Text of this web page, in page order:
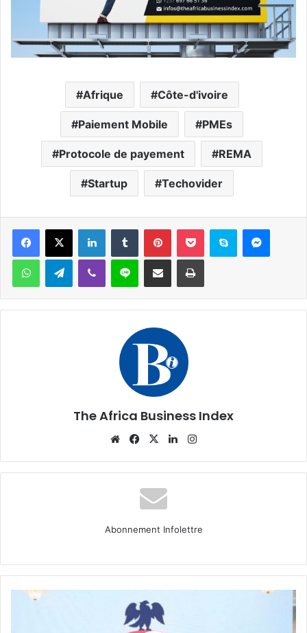
Afrique Côte-d'ivoire
Paiement Mobile PMEs
Protocole de payement REMA
Startup Techovider
Facebook
X LinkedinTumblr PinterestPocket Skype
WhatsAppTelegramViber Ligne Partager par email Imprimer
The Africa Business Index
WebsiteFacebook
X Linkedin
Abonnement Infolettre
Dangote